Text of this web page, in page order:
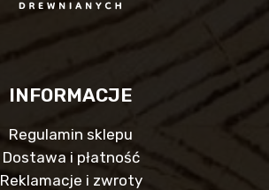
INFORMACJE
Regulamin sklepu
Dostawa i płatność
Reklamacje i zwroty